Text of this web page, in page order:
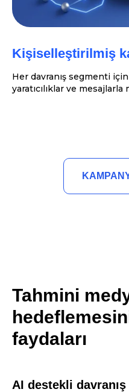
Kişiselleştirilmiş
Her davranış segmenti
yaratıcılıklar ve mesajlarla
Tahmini
faydaları
AI destekli